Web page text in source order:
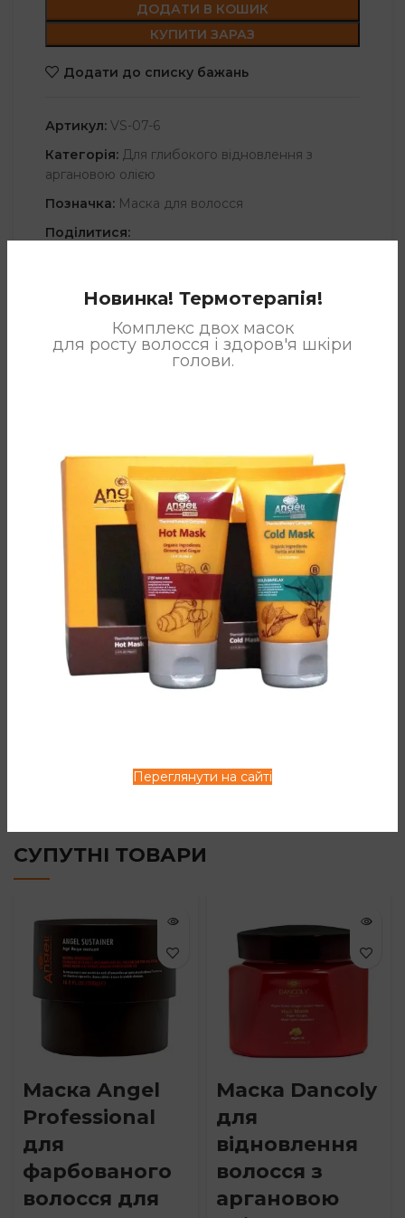
Новинка! Термотерапія!
Комплекс двох масок
для росту волосся і здоров'я шкіри
голови.
Переглянути на сайті
ДОДАТИ В КОШИК
КУПИТИ ЗАРАЗ
Додати до списку бажань
Артикул: VS-07-6
Категорія: Для глибокого відновлення з
аргановою олією
Позначка: Маска для волосся
Поділитися:
Містить унікальну комбінацію екстрактів арганії і опунції
сяйво волосся, полегшує його розчісування.
Склад: вода, олія аргани, цетеарет-10, олія європейського
винограду, олія ши, пег-4 сорбітанстеарат, гіалуронова
кислота, стеарат гліцерину, олія авокадо, екстракт плодів
опунції, олія лаванди, центрімоніум хлорид, олія
апельсину, гідроксіпропілгуар, феноксіетанол
ДОДАТКОВА ІНФОРМАЦІЯ
СПОСІБ ЗАСТОСУВАННЯ
СУПУТНІ ТОВАРИ
Маска Angel
Professional
для
фарбованого
волосся для
Маска Dancoly
для
відновлення
волосся з
аргановою